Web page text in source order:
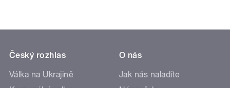
Český rozhlas
Válka na Ukrajině
O nás
Jak nás naladíte